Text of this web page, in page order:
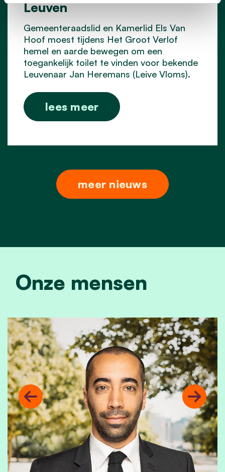
Leuven
Gemeenteraadslid en Kamerlid Els Van
Hoof moest tijdens Het Groot Verlof
hemel en aarde bewegen om een
toegankelijk toilet te vinden voor bekende
Leuvenaar Jan Heremans (Leive Vloms).
lees meer
meer nieuws
Onze mensen
Previous Next